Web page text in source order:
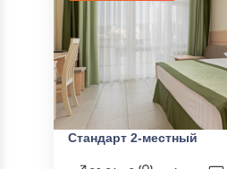
Стандарт 2-местный